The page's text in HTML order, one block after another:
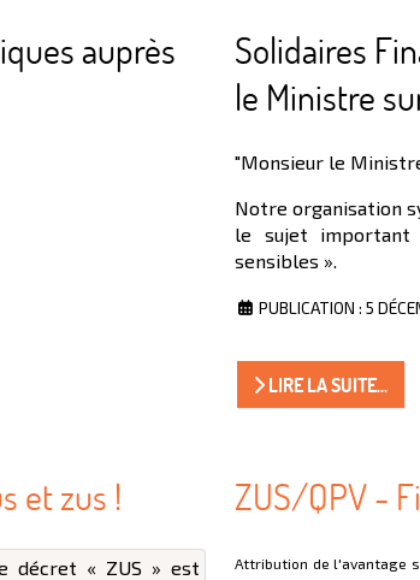
auprès
Solidaires
le Ministre
"Monsieur le
Notre organisation
le sujet important
sensibles ».
PUBLICATION : 5
LIRE LA SUITE...
et zus !
décret « ZUS » est
ZUS/QPV -
Attribution de l'avantage